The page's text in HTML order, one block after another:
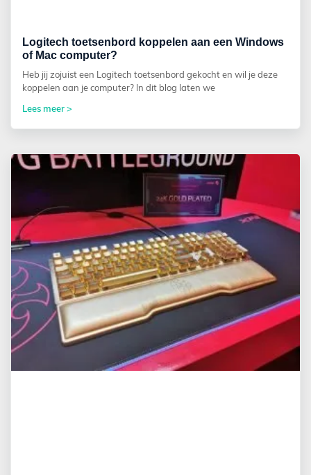
Logitech toetsenbord koppelen aan een Windows
of Mac computer?
Heb jij zojuist een Logitech toetsenbord gekocht en wil je deze
koppelen aan je computer? In dit blog laten we
Lees meer >